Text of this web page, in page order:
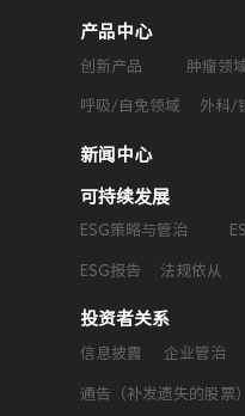
产品中心
创新产品 肿瘤领
呼吸/自免领域 外科/
新闻中心
可持续发展
ESG策略与管治
ESG报告 法规依从
投资者关系
信息披露 企业管治
通告（补发遗失的股票）